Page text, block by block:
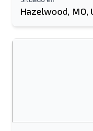
Hazelwood, MO,